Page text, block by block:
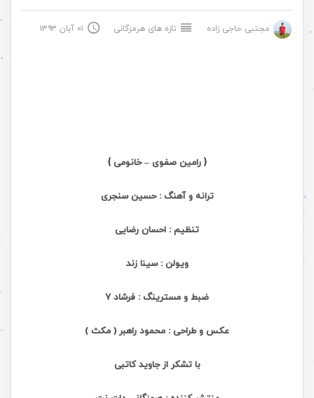
مجتبی حاجی زاده تازه های هرمزگانی ۰۱ آبان ۱۳۹۳
{ رامین صفوی – خانومی }
ترانه و آهنگ : حسین سنجری
تنظیم : احسان رضایی
ویولن : سینا زند
ضبط و مسترینگ : فرشاد 7
عکس و طراحی : محمود راهبر ( مکث )
با تشکر از جاوید کاتبی